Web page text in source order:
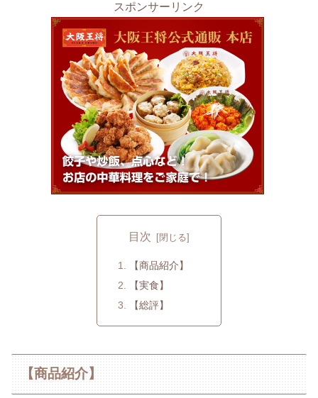
スポンサーリンク
目次
【商品紹介】
【実食】
【総評】
【商品紹介】